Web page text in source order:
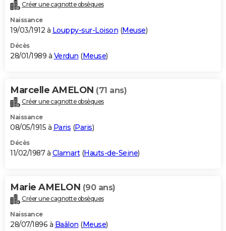
Créer une cagnotte obsèques
Naissance
19/03/1912 à Louppy-sur-Loison (Meuse)
Décès
28/01/1989 à Verdun (Meuse)
Marcelle AMELON (71 ans)
Créer une cagnotte obsèques
Naissance
08/05/1915 à Paris (Paris)
Décès
11/02/1987 à Clamart(Hauts-de-Seine)
Marie AMELON (90 ans)
Créer une cagnotte obsèques
Naissance
28/07/1896 à Baâlon (Meuse)